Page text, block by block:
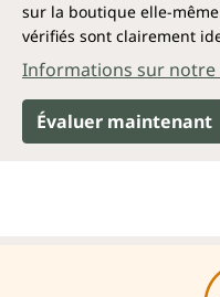
sur la boutique elle-
vérifiés sont clairement
Informations sur notre
Évaluer maintenant